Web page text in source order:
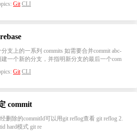
Git CLI
支上的一系列 commits 如需要合并commit abc-
建一个新的分支，并指明新分支的最后一个com
Git CLI
commit
删除的commitId可以用git reflog查看 git reflog 2.
hard模式 git re